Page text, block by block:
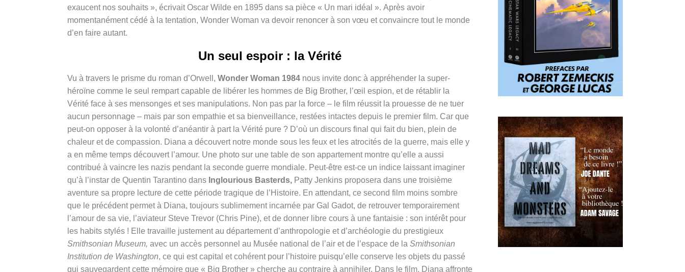
exaucent nos souhaits », écrivait Oscar Wilde en 1895 dans sa pièce « Un mari idéal ». Après avoir
momentanément cédé à la tentation, Wonder Woman va devoir renoncer à son vœu et convaincre tout le monde
d’en faire autant.
Un seul espoir : la Vérité
Vu à travers le prisme du roman d’Orwell, Wonder Woman 1984 nous invite donc à appréhender la super-
héroïne comme le seul rempart capable de libérer les hommes de Big Brother, l’œil espion, et de rétablir la
Vérité face à ses mensonges et ses manipulations. Non pas par la force – le film réussit la prouesse de ne tuer
aucun personnage – mais par son empathie et sa bienveillance, restées intactes depuis le premier film. Car que
peut-on opposer à la volonté d’anéantir à part la Vérité pure ? D’où un discours final qui fait du bien, plein de
chaleur et de compassion. Diana a découvert notre monde sous les feux et les atrocités de la guerre, mais elle y
a en même temps découvert l’amour. Une photo sur une table de son appartement montre qu’elle a aussi
contribué à vaincre les nazis pendant la seconde guerre mondiale. Peut-être est-ce un indice laissant imaginer
qu’à l’instar de Quentin Tarantino dans Inglourious Basterds, Patty Jenkins proposera dans une troisième
aventure sa propre lecture de cette période tragique de l’Histoire. En attendant, ce second film moins sombre
que le précédent permet à Diana, toujours sublimement incarnée par Gal Gadot, de retrouver temporairement
l’amour de sa vie, l’aviateur Steve Trevor (Chris Pine), et de donner libre cours à une fantaisie : son intérêt pour
les habits stylés ! E lle travaille justement au département d’anthropologie et d’archéologie du prestigieux
Smithsonian Museum, avec un accès personnel au Musée national de l’air et de l’espace de la Smithsonian
Institution de Washington, ce qui est capital et cohérent pour l’histoire puisqu’elle conserve les objets du passé
qui sauvegardent cette mémoire que « Big Brother » cherche au contraire à annihiler. Dans le film, Diana affronte